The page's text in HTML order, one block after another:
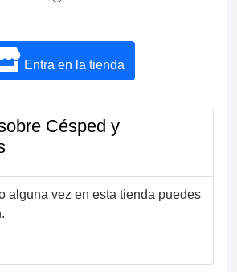
Entra en la tienda
Césped y
alguna vez en esta tienda puedes